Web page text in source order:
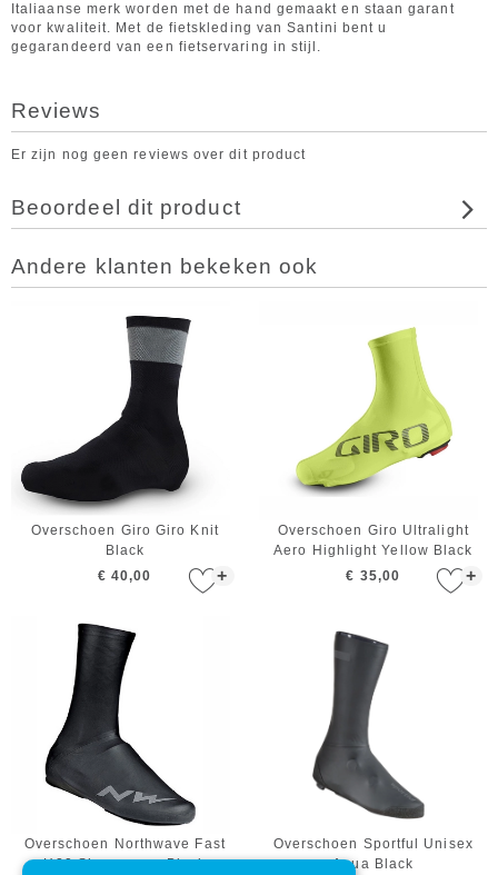
Italiaanse merk worden met de hand gemaakt en staan garant
voor kwaliteit. Met de fietskleding van Santini bent u
gegarandeerd van een fietservaring in stijl.
Reviews
Er zijn nog geen reviews over dit product
Beoordeel dit product
Andere klanten bekeken ook
+
Overschoen Giro Giro Knit
Black
€ 40,00
+
Overschoen Giro Ultralight
Aero Highlight Yellow Black
€ 35,00
Overschoen Northwave Fast
H20 Shoecovers Black
Overschoen Sportful Unisex
Aqua Black